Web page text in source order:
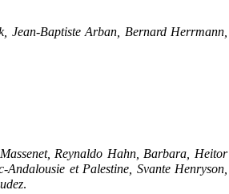
Jean-Baptiste Arban, Bernard Herrmann,
Reynaldo Hahn, Barbara, Heitor
et Palestine, Svante Henryson,
.